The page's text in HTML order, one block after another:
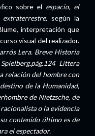
sobre el espacio, el
, según la
interpretación que
visual del realizador.
Lera. Breve Historia
Littera
relación del hombre con
de la Humanidad,
de Nietzsche, de
o la evidencia
contenido último es de
el espectador.